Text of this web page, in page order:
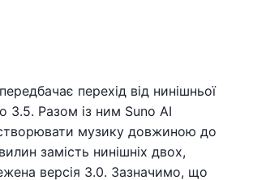
перехід від нинішньої
3.5. Разом із ним Suno AI
музику довжиною до
замість нинішніх двох,
версія 3.0. Зазначимо, що